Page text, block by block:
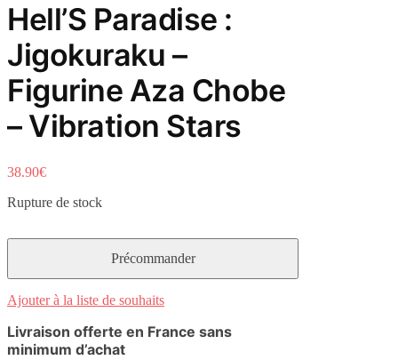
Hell’S Paradise :
Jigokuraku –
Figurine Aza Chobe
– Vibration Stars
38.90€
Rupture de stock
Ajouter à la liste de souhaits
Livraison offerte en France sans
minimum d’achat